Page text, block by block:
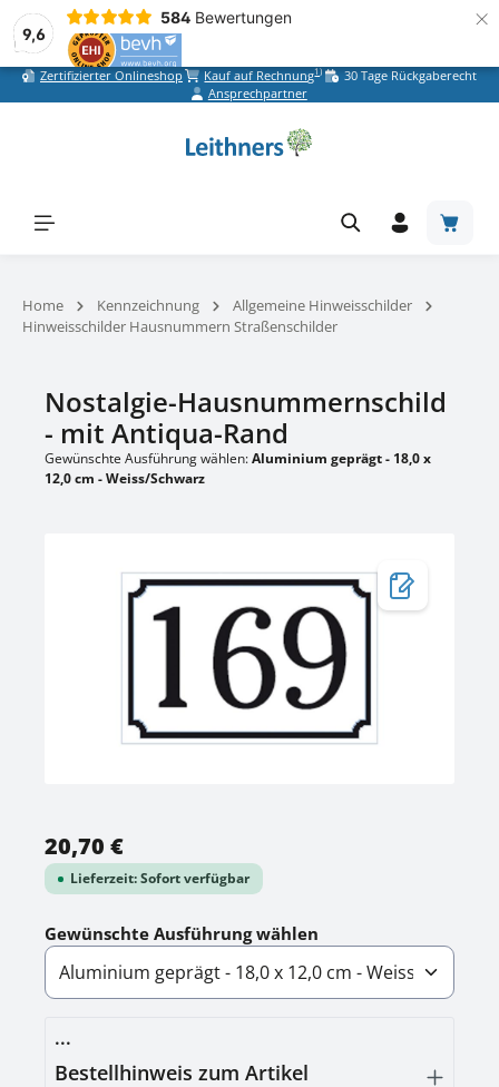
9,6
584 Bewertungen ×
Zum Hauptinhalt springen
Zertifizierter Onlineshop Kauf auf Rechnung1)
30 Tage Rückgaberecht
Ansprechpartner
Home Kennzeichnung
Allgemeine Hinweisschilder
Hinweisschilder Hausnummern Straßenschilder
Nostalgie-Hausnummernschild
- mit Antiqua-Rand
Gewünschte Ausführung wählen:Aluminium geprägt - 18,0 x
12,0 cm - Weiss/Schwarz
Regulärer Preis:
20,70 €
Lieferzeit: Sofort verfügbar
Gewünschte Ausführung wählen
...
Bestellhinweis zum Artikel